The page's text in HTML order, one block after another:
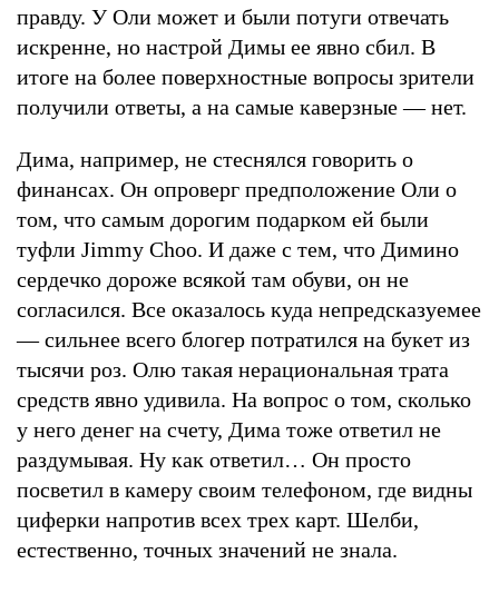
правду. У Оли может и были потуги отвечать
искренне, но настрой Димы ее явно сбил. В
итоге на более поверхностные вопросы зрители
получили ответы, а на самые каверзные — нет.
Дима, например, не стеснялся говорить о
финансах. Он опроверг предположение Оли о
том, что самым дорогим подарком ей были
туфли Jimmy Choo. И даже с тем, что Димино
сердечко дороже всякой там обуви, он не
согласился. Все оказалось куда непредсказуемее
— сильнее всего блогер потратился на букет из
тысячи роз. Олю такая нерациональная трата
средств явно удивила. На вопрос о том, сколько
у него денег на счету, Дима тоже ответил не
раздумывая. Ну как ответил… Он просто
посветил в камеру своим телефоном, где видны
циферки напротив всех трех карт. Шелби,
естественно, точных значений не знала.